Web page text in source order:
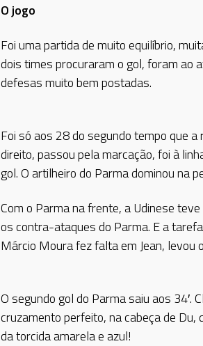
O jogo
Foi uma partida de muito equilíbrio,
dois times procuraram o gol, foram ao
defesas muito bem postadas.
Foi só aos 28 do segundo tempo que
direito, passou pela marcação, foi à
gol. O artilheiro do Parma dominou na
Com o Parma na frente, a Udinese
os contra-ataques do Parma. E a
Márcio Moura fez falta em Jean, levou
O segundo gol do Parma saiu aos 34′.
cruzamento perfeito, na cabeça de
da torcida amarela e azul!